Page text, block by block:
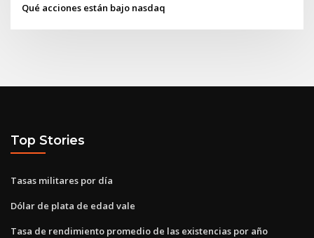
Qué acciones están bajo nasdaq
Top Stories
Tasas militares por día
Dólar de plata de edad vale
Tasa de rendimiento promedio de las existencias por año